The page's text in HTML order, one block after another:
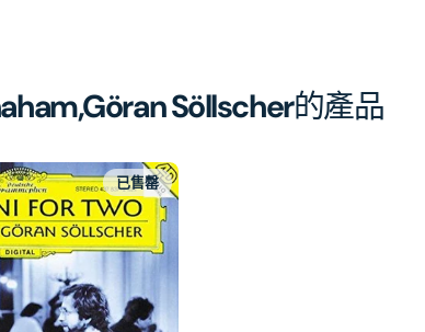
Söllscher的產品
已售罄